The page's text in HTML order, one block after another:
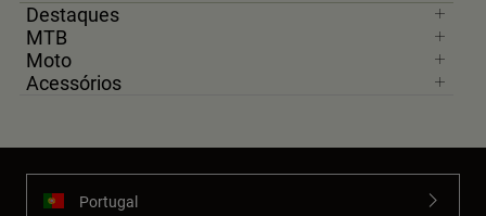
Destaques
MTB
Moto
Acessórios
Portugal